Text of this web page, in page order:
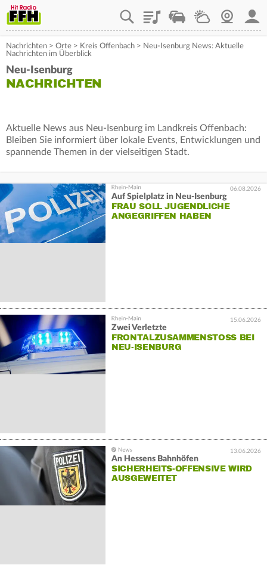
PlaylistStaupilotWetterWebcam
Nachrichten > Orte > Kreis Offenbach > Neu-Isenburg News: Aktuelle
Nachrichten im Überblick
Neu-Isenburg
NACHRICHTEN
Aktuelle News aus Neu-Isenburg im Landkreis Offenbach:
Bleiben Sie informiert über lokale Events, Entwicklungen und
spannende Themen in der vielseitigen Stadt.
06.08.2026
Auf Spielplatz in Neu-Isenburg
FRAU SOLL JUGENDLICHE
ANGEGRIFFEN HABEN
15.06.2026
Zwei Verletzte
FRONTALZUSAMMENSTOSS BEI N
EU-ISENBURG
13.06.2026
An Hessens Bahnhöfen
SICHERHEITS-OFFENSIVE WIRD
AUSGEWEITET